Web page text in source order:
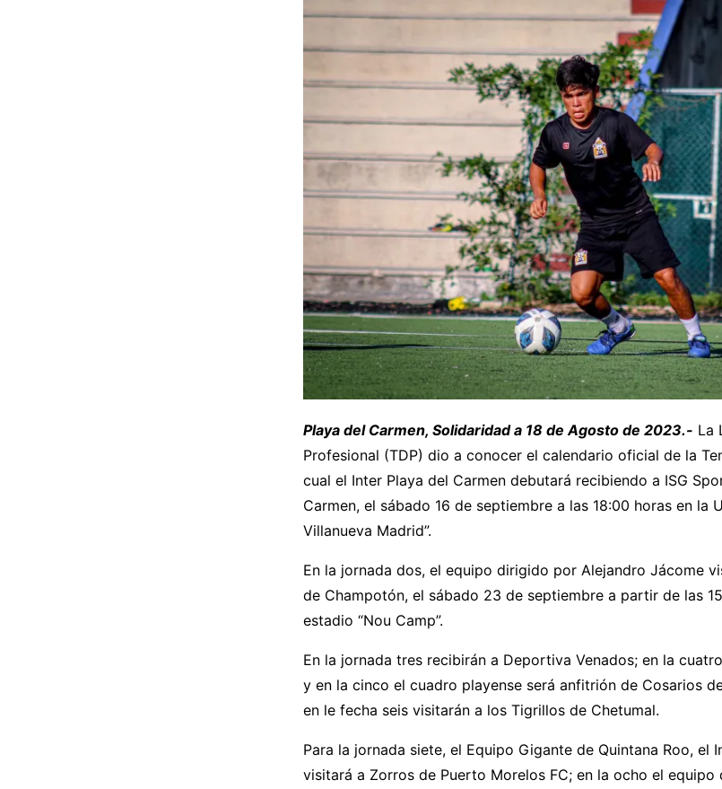
Playa del Carmen, Solidaridad a 18 de Agosto de 2023.- La
Profesional (TDP) dio a conocer el calendario oficial de la
cual el Inter Playa del Carmen debutará recibiendo a ISG
Carmen, el sábado 16 de septiembre a las 18:00 horas en la
Villanueva Madrid”.
En la jornada dos, el equipo dirigido por Alejandro Jácome
de Champotón, el sábado 23 de septiembre a partir de las
estadio “Nou Camp”.
En la jornada tres recibirán a Deportiva Venados; en la
y en la cinco el cuadro playense será anfitrión de Cosarios
en le fecha seis visitarán a los Tigrillos de Chetumal.
Para la jornada siete, el Equipo Gigante de Quintana Roo, el
visitará a Zorros de Puerto Morelos FC; en la ocho el equipo